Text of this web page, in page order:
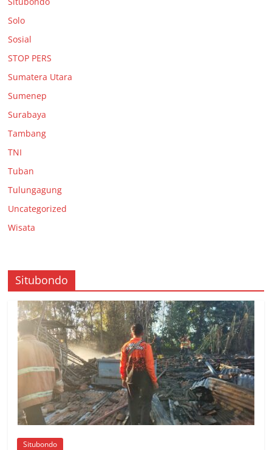
Solo
Sosial
STOP PERS
Sumatera Utara
Sumenep
Surabaya
Tambang
TNI
Tuban
Tulungagung
Uncategorized
Wisata
Situbondo
Situbondo